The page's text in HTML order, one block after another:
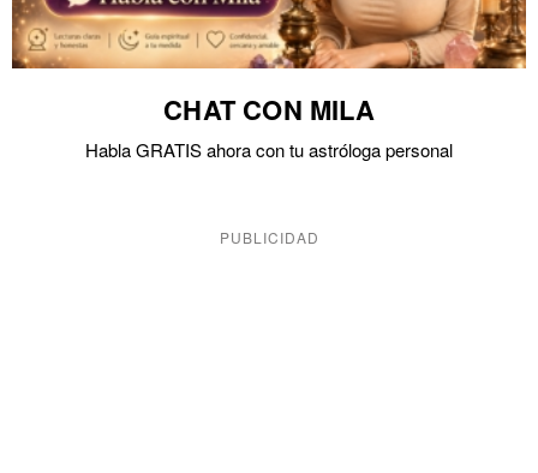
CHAT CON MILA
Habla GRATIS ahora con tu astróloga personal